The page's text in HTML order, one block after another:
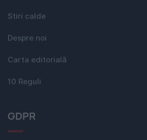
Stiri calde
Despre noi
Carta editorială
10 Reguli
GDPR